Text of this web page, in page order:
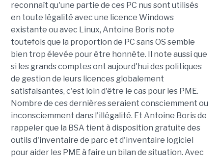
reconnaît qu'une partie de ces PC nus sont utilisés
en toute légalité avec une licence Windows
existante ou avec Linux, Antoine Boris note
toutefois que la proportion de PC sans OS semble
bien trop élevée pour être honnête. Il note aussi que
si les grands comptes ont aujourd'hui des politiques
de gestion de leurs licences globalement
satisfaisantes, c'est loin d'être le cas pour les PME.
Nombre de ces dernières seraient consciemment ou
inconsciemment dans l'illégalité. Et Antoine Boris de
rappeler que la BSA tient à disposition gratuite des
outils d'inventaire de parc et d'inventaire logiciel
pour aider les PME à faire un bilan de situation. Avec